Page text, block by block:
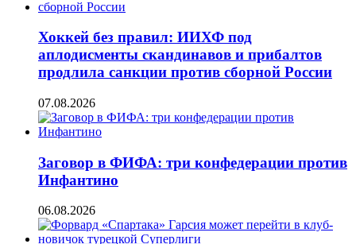
Хоккей без правил: ИИХФ под
аплодисменты скандинавов и прибалтов
продлила санкции против сборной России
07.08.2026
Заговор в ФИФА: три конфедерации против
Инфантино
06.08.2026